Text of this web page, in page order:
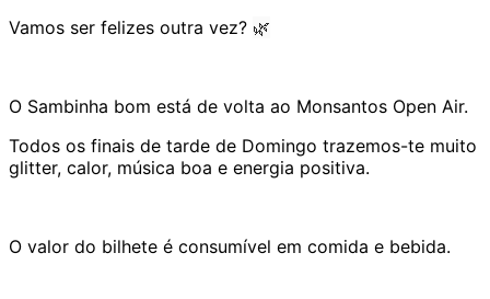
Vamos ser felizes outra vez? 🌿
O Sambinha bom está de volta ao Monsantos Open Air.
Todos os finais de tarde de Domingo trazemos-te muito
glitter, calor, música boa e energia positiva.
O valor do bilhete é consumível em comida e bebida.